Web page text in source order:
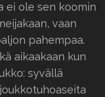
ei ole sen koomin
vaan
pahempaa.
aikaakaan kun
syvällä